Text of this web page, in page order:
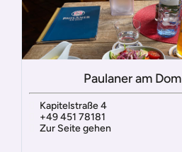
Paulaner am Dom
Kapitelstraße 4
+49 451 78181
Zur Seite gehen